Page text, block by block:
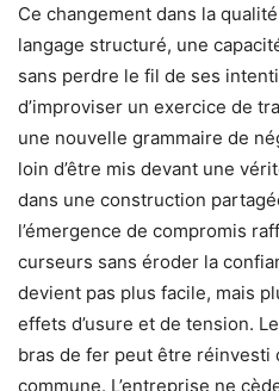
Ce changement dans la
langage structuré, une
sans perdre le fil de ses
d’improviser un exercice de
une nouvelle grammaire de
loin d’être mis devant une
dans une construction
l’émergence de compromis
curseurs sans éroder la
devient pas plus facile, mais
effets d’usure et de tension.
bras de fer peut être réinvesti
commune. L’entreprise ne